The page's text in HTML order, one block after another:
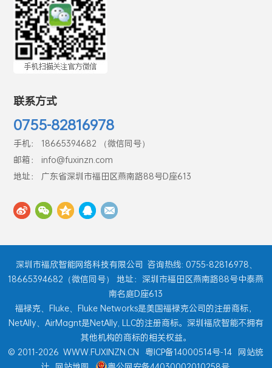
联系方式
0755-82816978
手机： 18665394682 （微信同号）
邮箱： info@fuxinzn.com
地址： 广东省深圳市福田区燕南路88号D座613
深圳市福欣智能网络科技有限公司 咨询热线: 0755-82816978、
18665394682（微信同号） 地址：深圳市福田区燕南路88号中泰燕
南名庭D座613
福禄克、Fluke、Fluke Networks是美国福禄克公司的注册商标，
NetAlly、AirMagnt是NetAlly, LLC的注册商标。深圳福欣智能不拥有
其他机构的商标的相关权益。
© 2011-2026 WWW.FUXINZN.CN 粤ICP备14000514号-14 网站统